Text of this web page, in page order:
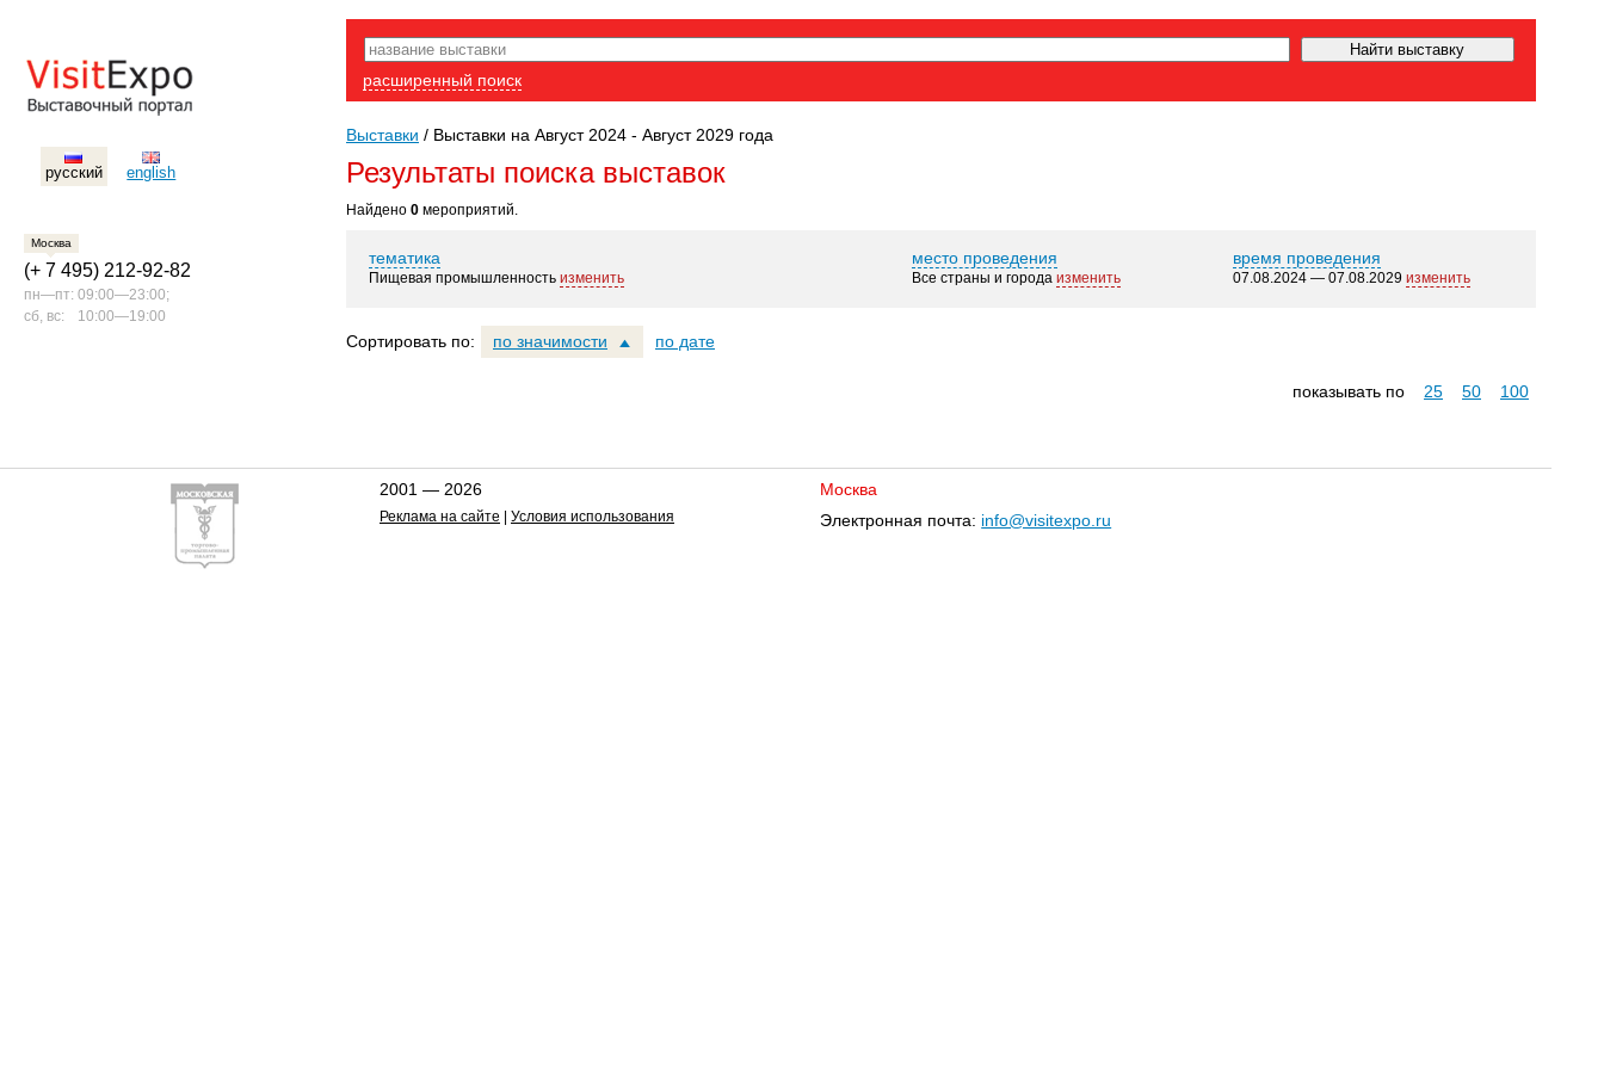
русский english
Москва
(+ 7 495) 212-92-82
пн—пт: 09:00—23:00;
сб, вс:
10:00—19:00
расширенный поиск
Выставки / Выставки на Август 2024 - Август 2029 года
Результаты поиска выставок
Найдено 0 мероприятий.
тематика
Пищевая промышленность изменить
место проведения
Все страны и города изменить
время проведения
07.08.2024 — 07.08.2029 изменить
Сортировать по: по значимости по дате
показывать по 25 50 100
2001 — 2026
Реклама на сайте Условия использования
Москва
Электронная почта: info@visitexpo.ru